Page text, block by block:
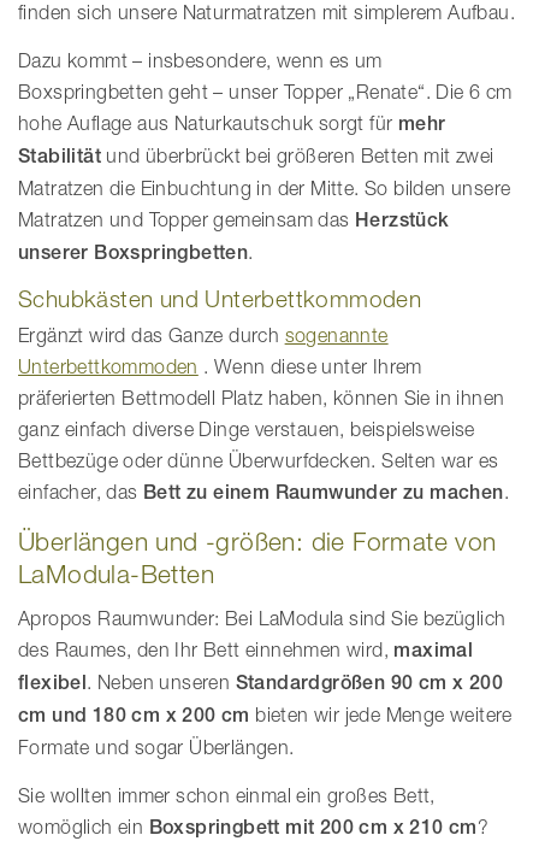
finden sich unsere Naturmatratzen mit simplerem Aufbau.
Dazu kommt – insbesondere, wenn es um
Boxspringbetten geht – unser Topper „Renate“. Die 6 cm
hohe Auflage aus Naturkautschuk sorgt für mehr
Stabilität und überbrückt bei größeren Betten mit zwei
Matratzen die Einbuchtung in der Mitte. So bilden unsere
Matratzen und Topper gemeinsam das Herzstück
unserer Boxspringbetten.
Schubkästen und Unterbettkommoden
Ergänzt wird das Ganze durch sogenannte
Unterbettkommoden . Wenn diese unter Ihrem
präferierten Bettmodell Platz haben, können Sie in ihnen
ganz einfach diverse Dinge verstauen, beispielsweise
Bettbezüge oder dünne Überwurfdecken. Selten war es
einfacher, das Bett zu einem Raumwunder zu machen.
Überlängen und -größen: die Formate von
LaModula-Betten
Apropos Raumwunder: Bei LaModula sind Sie bezüglich
des Raumes, den Ihr Bett einnehmen wird, maximal
flexibel . Neben unseren Standardgrößen 90 cm x 200
cm und 180 cm x 200 cm bieten wir jede Menge weitere
Formate und sogar Überlängen.
Sie wollten immer schon einmal ein großes Bett,
womöglich ein Boxspringbett mit 200 cm x 210 cm?